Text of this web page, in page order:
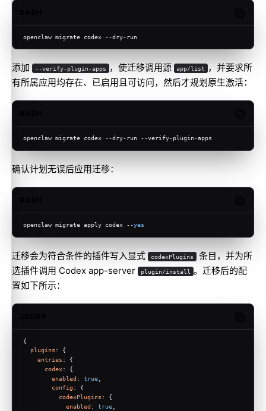
openclaw migrate codex --dry-run
添加 --verify-plugin-apps ，使迁移调用源 app/list
，并要求所
有所属应用均存在、已启用且可访问，然后才规划原生激活：
openclaw migrate codex --dry-run --verify-plugin-apps
确认计划无误后应用迁移：
openclaw migrate apply codex --yes
迁移会为符合条件的插件写入显式 codexPlugins 条目，并为所
选插件调用 Codex app-server
plugin/install 。迁移后的配
置如下所示：
{
plugins : {
entries : {
codex: {
enabled : true
config : {
codexPlugins : {
enabled : true